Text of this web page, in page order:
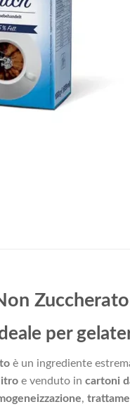
per
è un ingrediente
e venduto in cartoni
,